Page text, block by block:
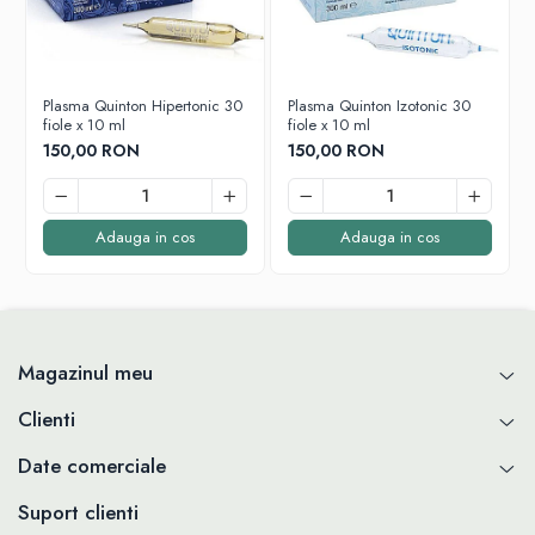
improspateaza aerul
Plasma Quinton Hipertonic 30
fiole x 10 ml
150,00 RON
Adauga in cos
Plasma Quinton Izotonic 30
fiole x 10 ml
150,00 RON
Adauga in cos
Magazinul meu
Clienti
Date comerciale
Suport clienti